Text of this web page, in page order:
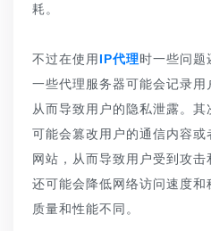
耗。
不过在使用 IP代理时一些问题
一些代理服务器可能会记录用
从而导致用户的隐私泄露。
可能会篡改用户的通信内容
网站，从而导致用户受到攻
还可能会降低网络访问速度
质量和性能不同。